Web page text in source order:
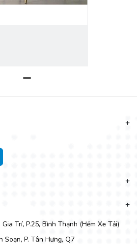
ăn đẹp, trang nhã, người gia chủ
rẻ uy tín, DecoViet liên tục cập nhật
Trí, P.25, Bình Thạnh (Hẻm Xe Tải)
Soạn, P. Tân Hưng, Q7